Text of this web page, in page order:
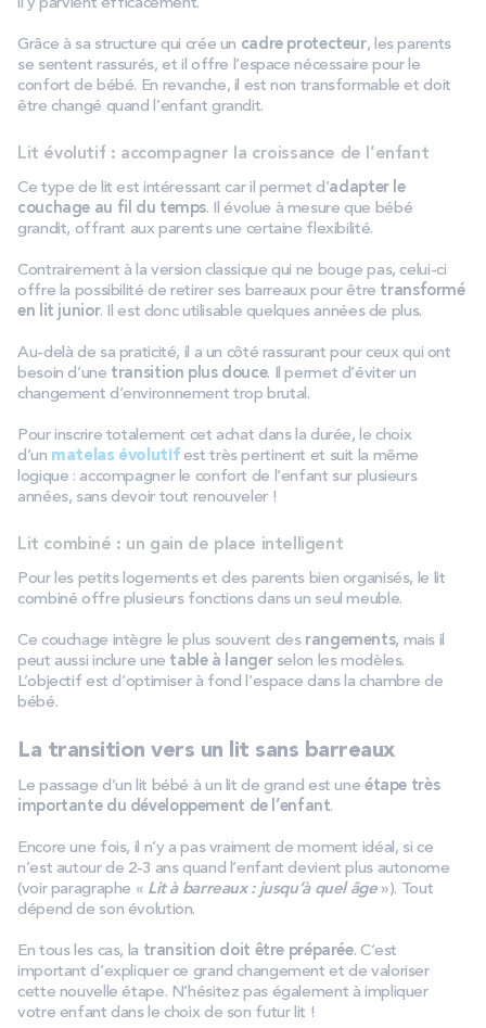
il y parvient efficacement.
Grâce à sa structure qui crée un cadre protecteur, les parents
se sentent rassurés, et il offre l’espace nécessaire pour le
confort de bébé. En revanche, il est non transformable et doit
être changé quand l’enfant grandit.
Lit évolutif : accompagner la croissance de l’enfant
Ce type de lit est intéressant car il permet d’adapter le
couchage au fil du temps. Il évolue à mesure que bébé
grandit, offrant aux parents une certaine flexibilité.
Contrairement à la version classique qui ne bouge pas, celui-ci
offre la possibilité de retirer ses barreaux pour être transformé
en lit junior. Il est donc utilisable quelques années de plus.
Au-delà de sa praticité, il a un côté rassurant pour ceux qui ont
besoin d’une transition plus douce. Il permet d’éviter un
changement d’environnement trop brutal.
Pour inscrire totalement cet achat dans la durée, le choix
d’un matelas évolutifest très pertinent et suit la même
logique : accompagner le confort de l’enfant sur plusieurs
années, sans devoir tout renouveler !
Lit combiné : un gain de place intelligent
Pour les petits logements et des parents bien organisés, le lit
combiné offre plusieurs fonctions dans un seul meuble.
Ce couchage intègre le plus souvent des rangements, mais il
peut aussi inclure une table à langerselon les modèles.
L’objectif est d’optimiser à fond l’espace dans la chambre de
bébé.
La transition vers un lit sans barreaux
Le passage d’un lit bébé à un lit de grand est une étape très
importante du développement de l’enfant.
Encore une fois, il n’y a pas vraiment de moment idéal, si ce
n’est autour de 2-3 ans quand l’enfant devient plus autonome
(voir paragraphe « Lit à barreaux : jusqu’à quel âge»). Tout
dépend de son évolution.
En tous les cas, la transition doit être préparée. C’est
important d’expliquer ce grand changement et de valoriser
cette nouvelle étape. N’hésitez pas également à impliquer
votre enfant dans le choix de son futur lit !